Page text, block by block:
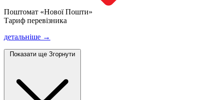
Поштомат «Нової Пошти»
Тариф перевізника
детальніше →
Показати ще Згорнути